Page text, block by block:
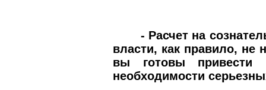
- Расчет на
власти, как правило, не
вы готовы привести
необходимости